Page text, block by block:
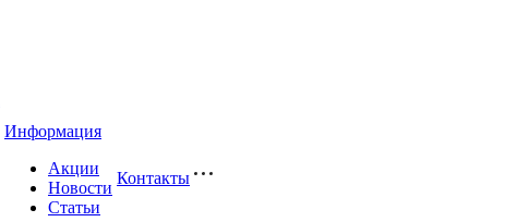
Информация
Акции
Новости
Статьи
Контакты